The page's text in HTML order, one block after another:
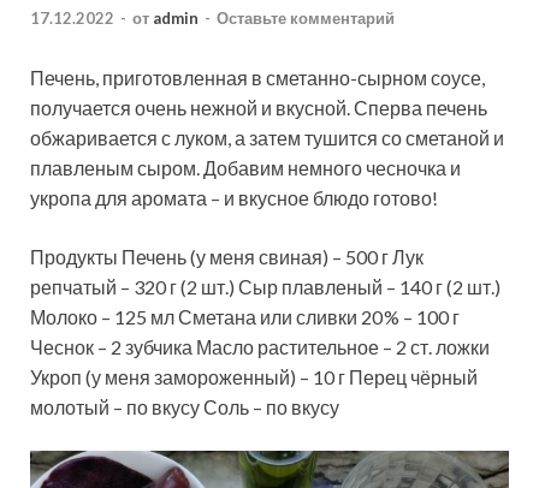
17.12.2022 - от admin - Оставьте комментарий
Печень, приготовленная в сметанно-сырном соусе,
получается очень нежной и вкусной. Сперва печень
обжаривается с луком, а затем тушится со сметаной и
плавленым сыром. Добавим немного чесночка и
укропа для аромата – и вкусное блюдо готово!
Продукты Печень (у меня свиная) – 500 г Лук
репчатый – 320 г (2 шт.) Сыр плавленый – 140 г (2 шт.)
Молоко – 125 мл Сметана или сливки 20 % – 100 г
Чеснок – 2 зубчика Масло растительное – 2 ст. ложки
Укроп (у меня замороженный) – 10 г Перец чёрный
молотый – по вкусу Соль – по вкусу